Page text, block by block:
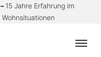
15 Jahre Erfahrung im